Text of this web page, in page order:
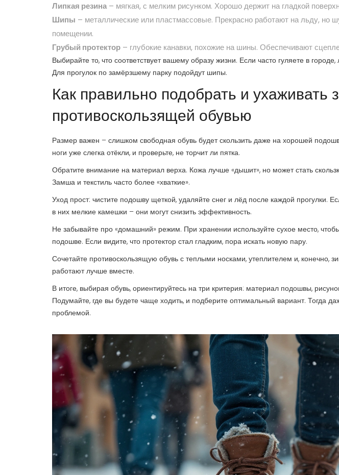
Липкая резина– мягкая, с мелким рисунком. Хорошо держит на гладкой
Шипы – металлические или пластмассовые. Прекрасно работают на льду, но
помещении.
Грубый протектор – глубокие канавки, похожие на шины. Обеспечивают
Выбирайте то, что соответствует вашему образу жизни. Если часто гуляете в
Для прогулок по замёрзшему парку подойдут шипы.
Как правильно подобрать и ухаживать
противоскользящей обувью
Размер важен – слишком свободная обувь будет скользить даже на хорошей
ноги уже слегка отёкли, и проверьте, не торчит ли пятка.
Обратите внимание на материал верха. Кожа лучше «дышит», но может стать
Замша и текстиль часто более «хваткие».
Уход прост: чистите подошву щеткой, удаляйте снег и лёд после каждой прогулки.
в них мелкие камешки – они могут снизить эффективность.
Не забывайте про «домашний» режим. При хранении используйте сухое место,
подошве. Если видите, что протектор стал гладким, пора искать новую пару.
Сочетайте противоскользящую обувь с теплыми носками, утеплителем и, конечно,
работают лучше вместе.
В итоге, выбирая обувь, ориентируйтесь на три критерия: материал подошвы,
Подумайте, где вы будете чаще ходить, и подберите оптимальный вариант. Тогда
проблемой.